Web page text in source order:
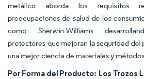
metálico aborda los requisitos
preocupaciones de salud de los
como Sherwin-Williams
protectores que mejoran la seguridad del
una mejor ciencia de materiales y
Por Forma del Producto: Los Trozos